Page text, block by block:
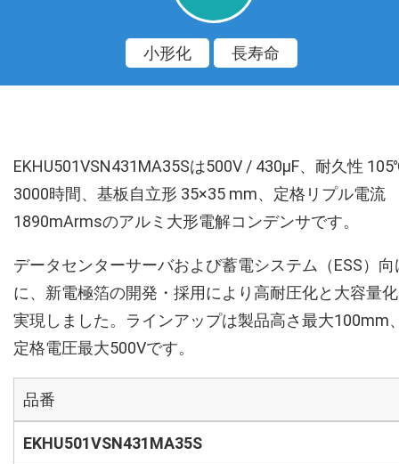
小形化 長寿命
EKHU501VSN431MA35Sは500V / 430µF、耐久性
3000時間、基板自立形 35×35 mm、定格リプル電流
1890mArmsのアルミ大形電解コンデンサです。
データセンターサーバおよび蓄電システム（ESS）向
に、新電極箔の開発・採用により高耐圧化と大容量
実現しました。ラインアップは製品高さ最大100mm
定格電圧最大500Vです。
品番
EKHU501VSN431MA35S